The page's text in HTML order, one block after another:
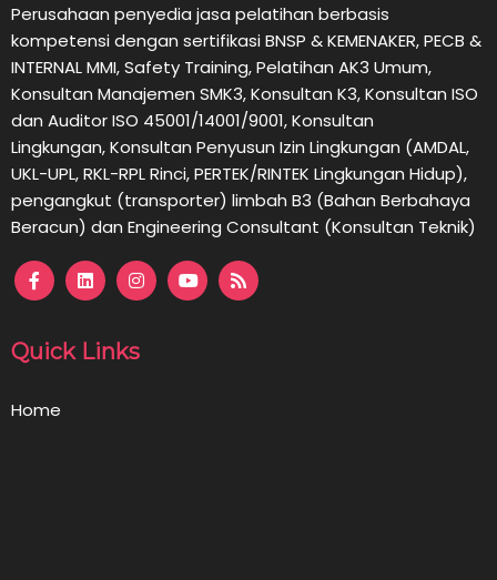
Perusahaan penyedia jasa pelatihan berbasis
kompetensi dengan sertifikasi BNSP & KEMENAKER, PECB &
INTERNAL MMI, Safety Training, Pelatihan AK3 Umum,
Konsultan Manajemen SMK3, Konsultan K3, Konsultan ISO
dan Auditor ISO 45001/14001/9001,Konsultan
Lingkungan,Konsultan Penyusun Izin Lingkungan (AMDAL,
UKL-UPL, RKL-RPL Rinci, PERTEK/RINTEK Lingkungan Hidup),
pengangkut (transporter) limbah B3 (Bahan Berbahaya
Beracun) dan Engineering Consultant (Konsultan Teknik)
Quick Links
Home